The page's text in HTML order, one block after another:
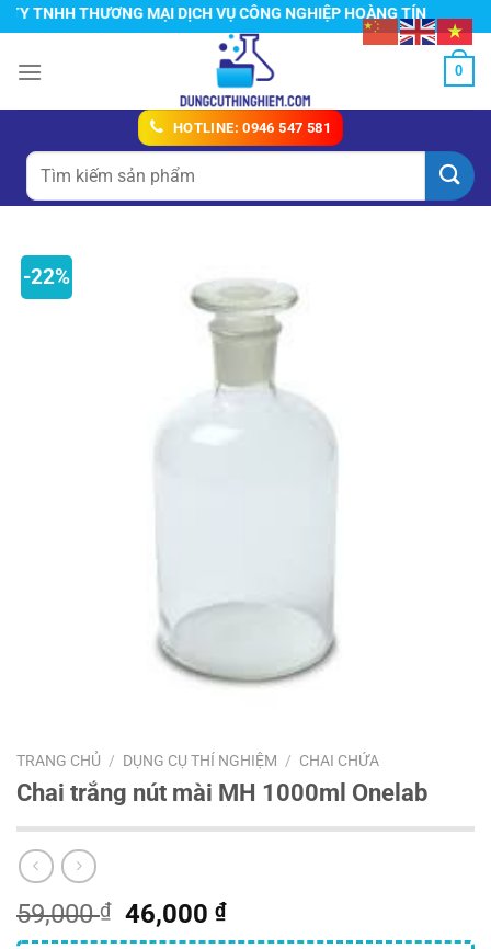
Chuyển
đến
nội
TNHH THƯƠNG MẠI DỊCH VỤ CÔNG NGHIỆP HOÀNG TÍN
0
HOTLINE: 0946 547 581
Tìm
kiếm:
-22%
TRANG CHỦ / DỤNG CỤ THÍ NGHIỆM / CHAI CHỨA
Chai trắng nút mài MH 1000ml Onelab
59,000₫
Giá
gốc
46,000₫Giá
hiện